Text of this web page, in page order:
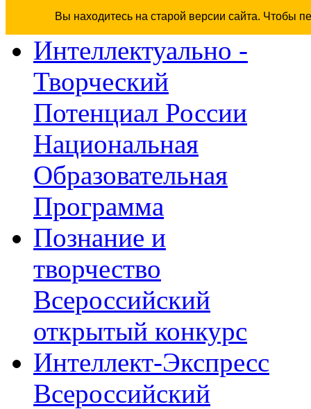
Вы находитесь на старой версии сайта. Чтобы
Интеллектуально -
Творческий
Потенциал России
Национальная
Образовательная
Программа
Познание и
творчество
Всероссийский
открытый конкурс
Интеллект-Экспресс
Всероссийский